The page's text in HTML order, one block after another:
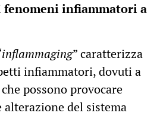
fenomeni infiammatori a
inflammaging” caratterizza
infiammatori, dovuti a
possono provocare
alterazione del sistema